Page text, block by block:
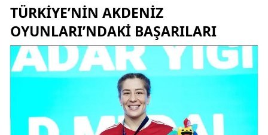
TÜRKIYE’NIN AKDENIZ
OYUNLARI’NDAKI BAŞARILARI